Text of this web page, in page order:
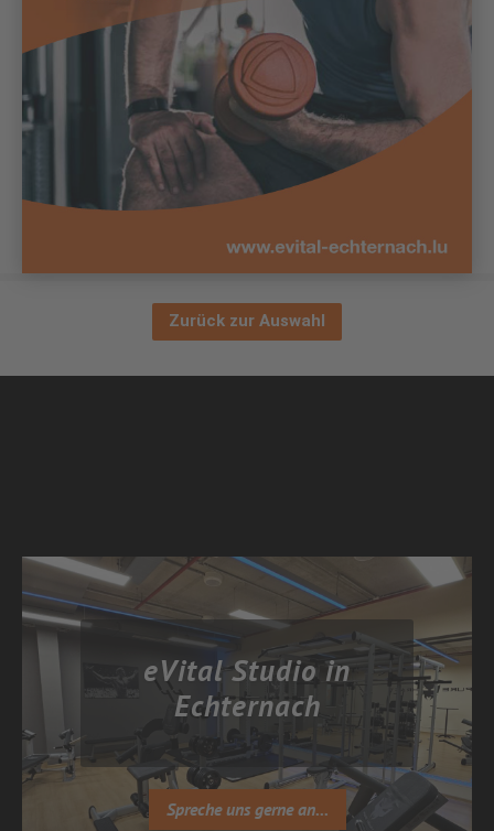
Zurück zur Auswahl
eVital Studio in
Echternach
Spreche uns gerne an...